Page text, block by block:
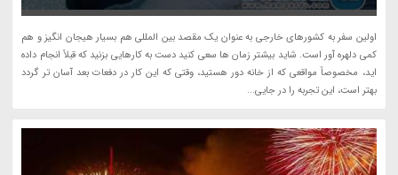
اولین سفر به کشورهای خارجی به عنوان یک مقصد بین المللی هم بسیار هیجان انگیز و هم
کمی دلهره آور است. شاید بیشتر زمان ها سعی کنید دست به کارهایی بزنید که قبلاً انجام داده
اید، مخصوصاً مواقعی که از خانه دور هستید، وقتی که این کار در دفعات بعد آسان تر گردد
بهتر است، این تجربه را در جایی...